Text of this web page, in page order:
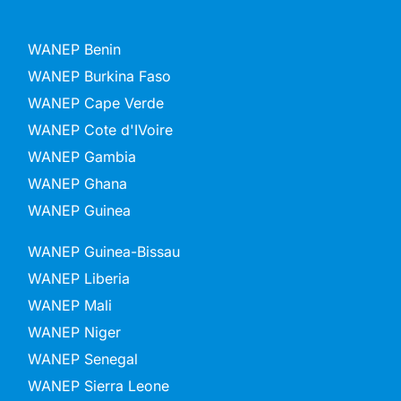
WANEP Benin
WANEP Burkina Faso
WANEP Cape Verde
WANEP Cote d'IVoire
WANEP Gambia
WANEP Ghana
WANEP Guinea
WANEP Guinea-Bissau
WANEP Liberia
WANEP Mali
WANEP Niger
WANEP Senegal
WANEP Sierra Leone